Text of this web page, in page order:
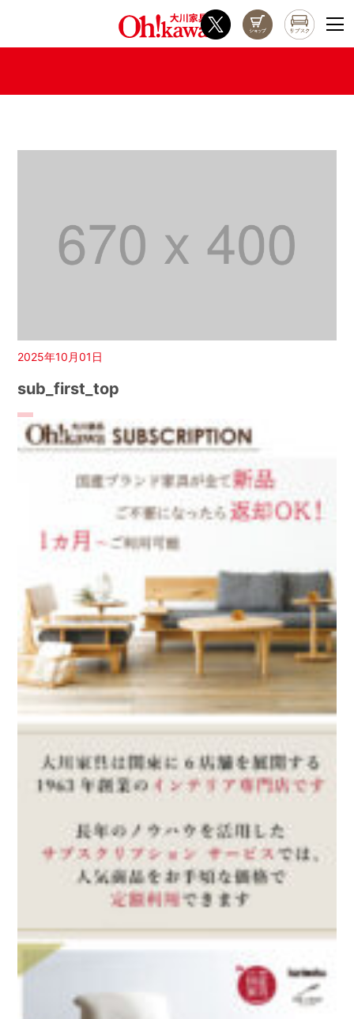
2025年10月01日
sub_first_top